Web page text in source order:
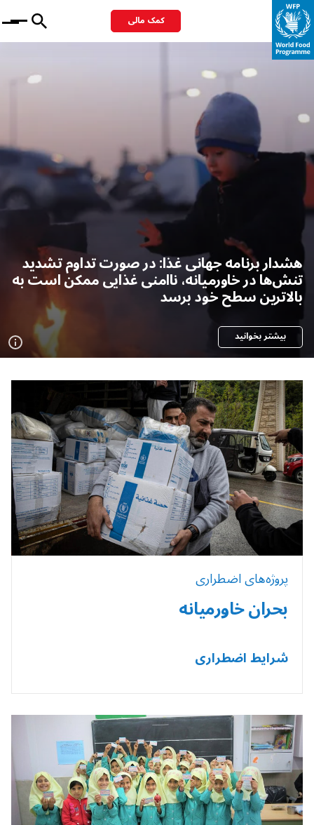
کمک مالی Menu
هشدار برنامه جهانی غذا: در صورت تداوم تشدید
تنش‌ها در خاورمیانه، ناامنی غذایی ممکن است به
بالاترین سطح خود برسد
بیشتر بخوانید
پروژه‌های اضطراری
بحران خاورمیانه
شرایط اضطراری